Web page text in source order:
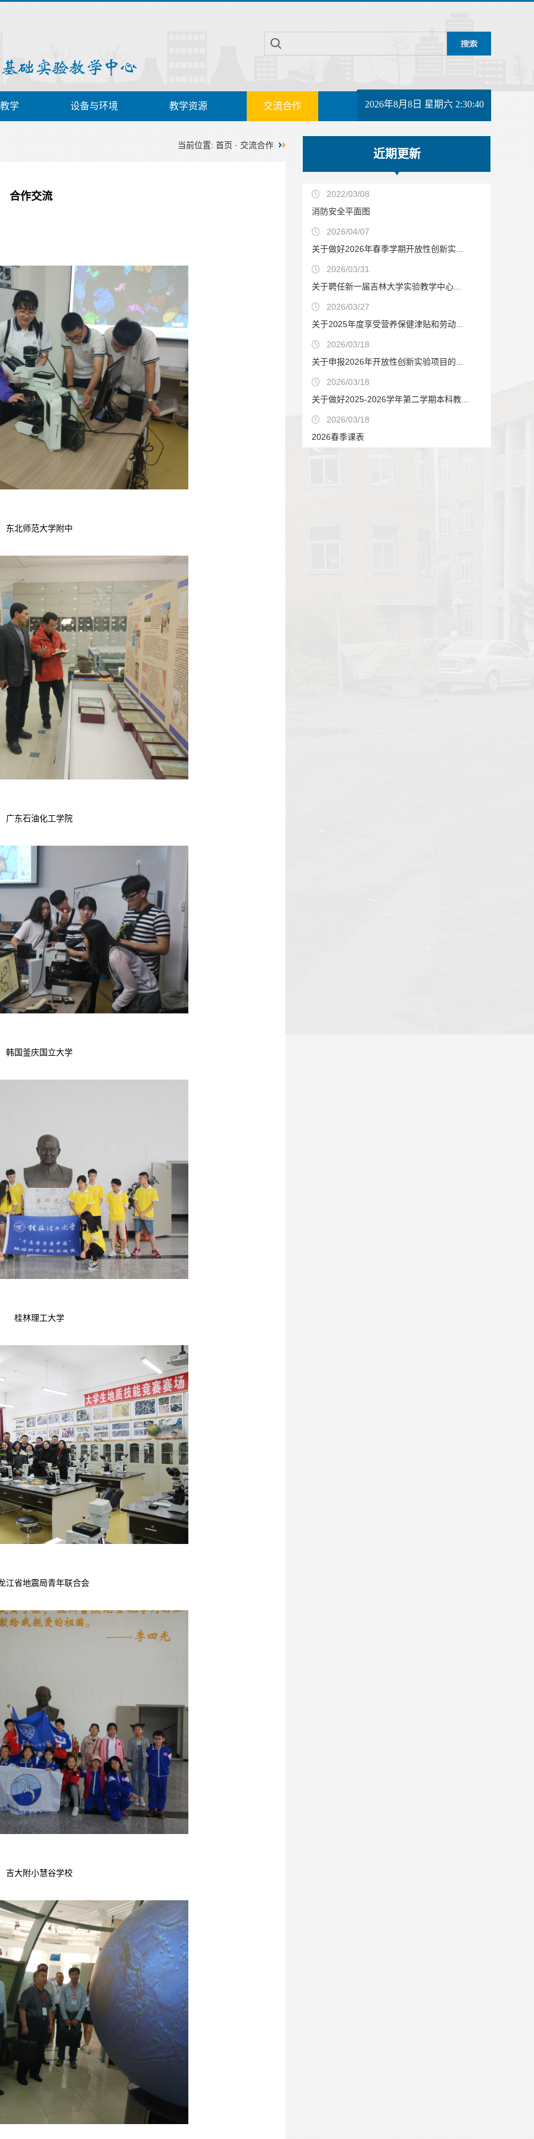
2026年8月8日 星期六 2:30:41
学 设备与环境 教学资源 交流合作
近期更新
2022/03/08
消防安全平面图
2026/04/07
关于做好2026年春季学期开放性创新实...
2026/03/31
关于聘任新一届吉林大学实验教学中心...
2026/03/27
关于2025年度享受营养保健津贴和劳动...
2026/03/18
关于申报2026年开放性创新实验项目的...
2026/03/18
关于做好2025-2026学年第二学期本科教...
2026/03/18
2026春季课表
当前位置: 首页 · 交流合作
合作交流
东北师范大学附中
广东石油化工学院
韩国釜庆国立大学
桂林理工大学
江省地震局青年联合会
吉大附小慧谷学校